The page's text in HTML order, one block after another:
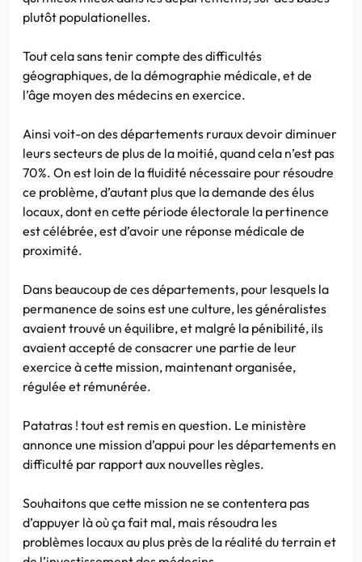
plutôt populationelles.
Tout cela sans tenir compte des difficultés
géographiques, de la démographie médicale, et de
l’âge moyen des médecins en exercice.
Ainsi voit-on des départements ruraux devoir diminuer
leurs secteurs de plus de la moitié, quand cela n’est pas
70%. On est loin de la fluidité nécessaire pour résoudre
ce problème, d’autant plus que la demande des élus
locaux, dont en cette période électorale la pertinence
est célébrée, est d’avoir une réponse médicale de
proximité.
Dans beaucoup de ces départements, pour lesquels la
permanence de soins est une culture, les généralistes
avaient trouvé un équilibre, et malgré la pénibilité, ils
avaient accepté de consacrer une partie de leur
exercice à cette mission, maintenant organisée,
régulée et rémunérée.
Patatras ! tout est remis en question. Le ministère
annonce une mission d’appui pour les départements en
difficulté par rapport aux nouvelles règles.
Souhaitons que cette mission ne se contentera pas
d’appuyer là où ça fait mal, mais résoudra les
problèmes locaux au plus près de la réalité du terrain et